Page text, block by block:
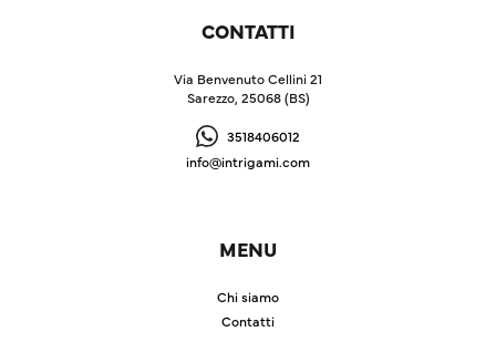
CONTATTI
Via Benvenuto Cellini 21
Sarezzo, 25068 (BS)
3518406012
info@intrigami.com
MENU
Chi siamo
Contatti